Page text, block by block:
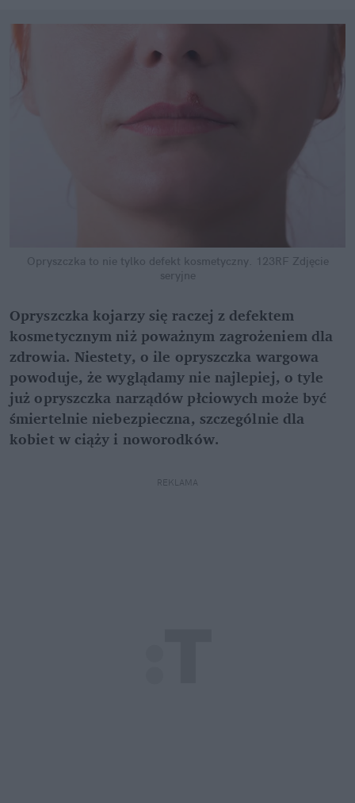
Opryszczka to nie tylko defekt kosmetyczny. 123RF Zdjęcie
seryjne
Opryszczka kojarzy się raczej z defektem
kosmetycznym niż poważnym zagrożeniem dla
zdrowia. Niestety, o ile opryszczka wargowa
powoduje, że wyglądamy nie najlepiej, o tyle
już opryszczka narządów płciowych może być
śmiertelnie niebezpieczna, szczególnie dla
kobiet w ciąży i noworodków.
REKLAMA